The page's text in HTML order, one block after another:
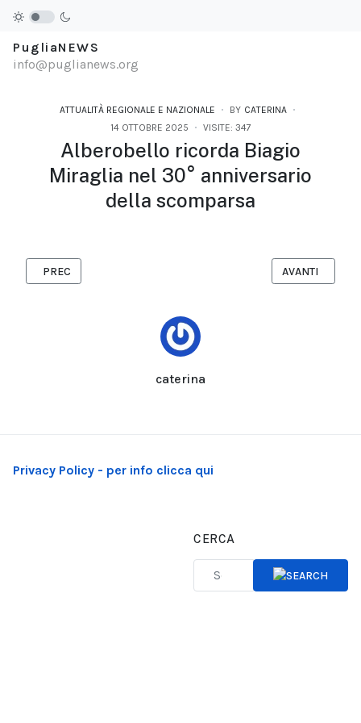
PugliaNEWS
info@puglianews.org
ATTUALITÀ REGIONALE E NAZIONALE BY CATERINA
14 OTTOBRE 2025
VISITE: 347
Alberobello ricorda Biagio
Miraglia nel 30° anniversario
della scomparsa
caterina
ARTICOLO PRECEDENTE: ANNA CINZIA VILLANI RIAPRE IL SUO
PREC ARTICOLO
AVANTI
Privacy Policy - per info clicca qui
CERCA